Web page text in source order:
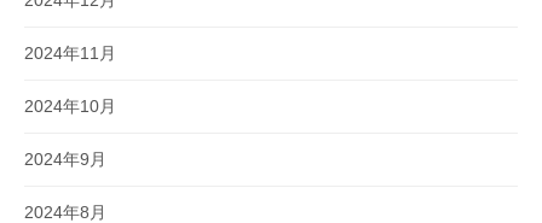
2024年11月
2024年10月
2024年9月
2024年8月